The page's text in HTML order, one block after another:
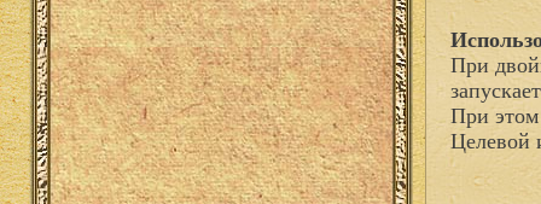
При
При этом
Целевой